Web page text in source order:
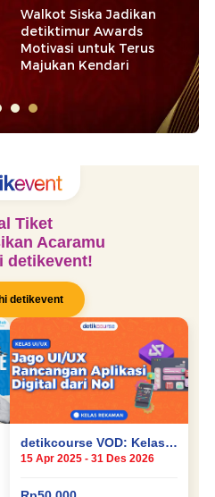
Walkot Siska Jadikan
detiktimur Awards
Motivasi untuk Terus
Majukan Kendari